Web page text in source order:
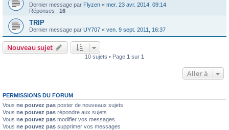
Dernier message par Flyzen « mer. 23 avr. 2014, 09:14
Réponses : 16
TRIP
Dernier message par UY707 « ven. 9 sept. 2011, 16:37
Nouveau sujet
10 sujets • Page 1 sur 1
Aller à
PERMISSIONS DU FORUM
Vous ne pouvez pas poster de nouveaux sujets
Vous ne pouvez pas répondre aux sujets
Vous ne pouvez pas modifier vos messages
Vous ne pouvez pas supprimer vos messages